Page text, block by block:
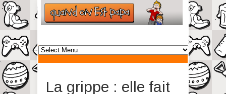
La grippe : elle fait